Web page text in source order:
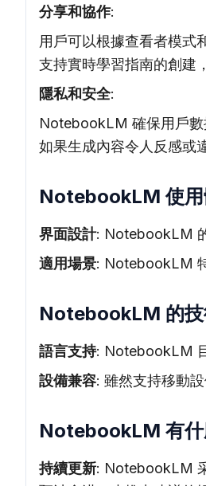
分享和協作:
用戶可以根據查看者模式
支持實時學習指南的創建
隱私和安全:
NotebookLM 確保用戶數
如果生成內容令人反感或
NotebookLM 使用
界面設計: NotebookLM
適用場景: NotebookLM
NotebookLM 的技
語言支持: NotebookLM
設備兼容: 雖然支持移動
NotebookLM 有什
持續更新: NotebookLM